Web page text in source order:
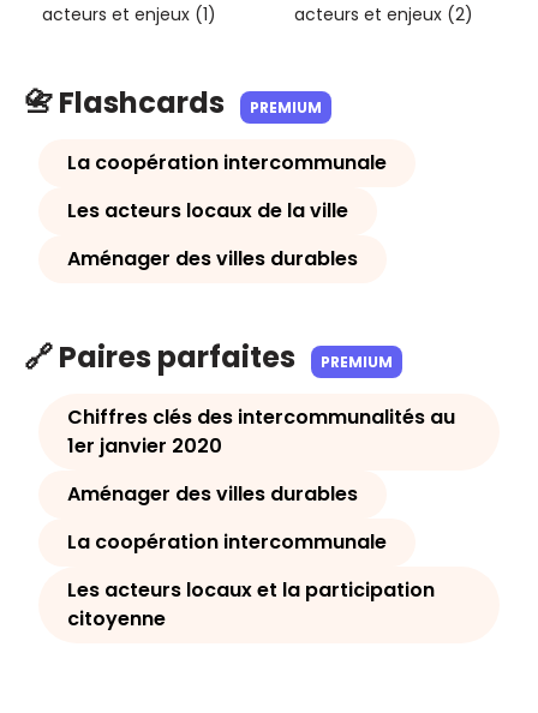
acteurs et enjeux (1)
acteurs et enjeux (2)
📇 Flashcards PREMIUM
La coopération intercommunale
Les acteurs locaux de la ville
Aménager des villes durables
🔗 Paires parfaites PREMIUM
Chiffres clés des intercommunalités au
1er janvier 2020
Aménager des villes durables
La coopération intercommunale
Les acteurs locaux et la participation
citoyenne